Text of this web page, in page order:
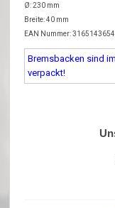
Ø: 230 mm
Breite: 40 mm
EAN Nummer:
Bremsbacken sind
verpackt!